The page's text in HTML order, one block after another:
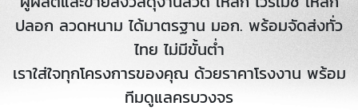
ปลอก ลวดหนาม ได้มาตรฐาน มอก. พร้อมจัดส่งทั่ว
ไทย ไม่มีขั้นต่ำ
เราใส่ใจทุกโครงการของคุณ ด้วยราคาโรงงาน พร้อม
ทีมดูแลครบวงจร